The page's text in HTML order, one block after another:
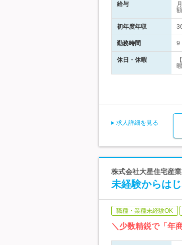
給与
初年度年収
勤務時間 9
休日・休暇
求人詳細を見る
株式会社大星住宅産
未経験からは
職種・業種未経験OK
＼少数精鋭で「年